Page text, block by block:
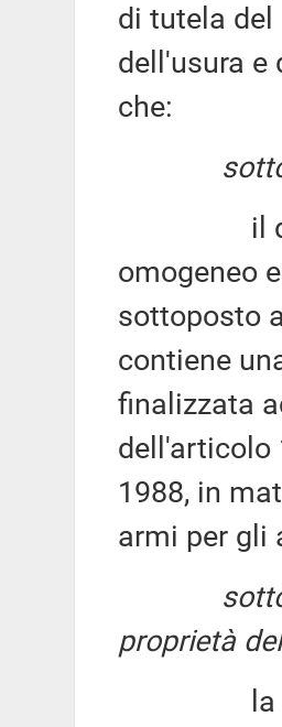
di tutela del
dell'usura e
che:
il
omogeneo
sottoposto
contiene
finalizzata
dell'articolo
1988, in
armi per gli
proprietà
la